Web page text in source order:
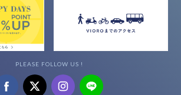
PLEASE FOLLOW US !